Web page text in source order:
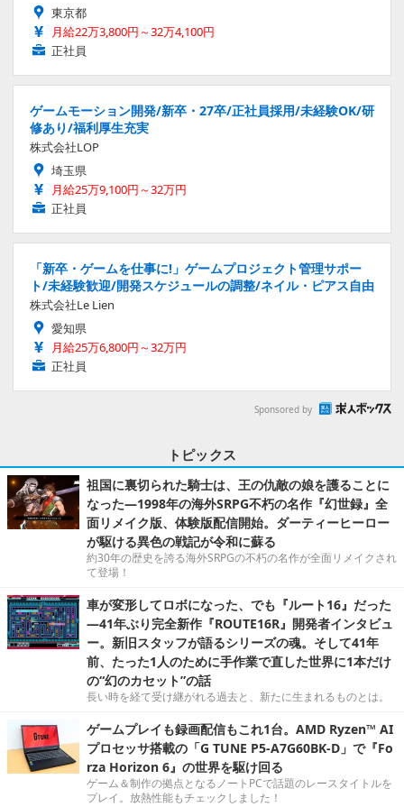
東京都
月給22万3,800円～32万4,100円
正社員
ゲームモーション開発/新卒・27卒/正社員採用/未経験OK/研
修あり/福利厚生充実
株式会社LOP
埼玉県
月給25万9,100円～32万円
正社員
「新卒・ゲームを仕事に!」ゲームプロジェクト管理サポー
ト/未経験歓迎/開発スケジュールの調整/ネイル・ピアス自由
株式会社Le Lien
愛知県
月給25万6,800円～32万円
正社員
Sponsored by
トピックス
祖国に裏切られた騎士は、王の仇敵の娘を護ることに
なった―1998年の海外SRPG不朽の名作『幻世録』全
面リメイク版、体験版配信開始。ダーティーヒーロー
が駆ける異色の戦記が令和に蘇る
約30年の歴史を誇る海外SRPGの不朽の名作が全面リメイクされ
て登場！
車が変形してロボになった、でも『ルート16』だった
―41年ぶり完全新作『ROUTE16R』開発者インタビュ
ー。新旧スタッフが語るシリーズの魂。そして41年
前、たった1人のために手作業で直した世界に1本だけ
の“幻のカセット”の話
長い時を経て受け継がれる過去と、新たに生まれるものとは。
ゲームプレイも録画配信もこれ1台。AMD Ryzen™ AI
プロセッサ搭載の「G TUNE P5-A7G60BK-D」で『Fo
rza Horizon 6』の世界を駆け回る
ゲーム＆制作の拠点となるノートPCで話題のレースタイトルを
プレイ。放熱性能もチェックしました！